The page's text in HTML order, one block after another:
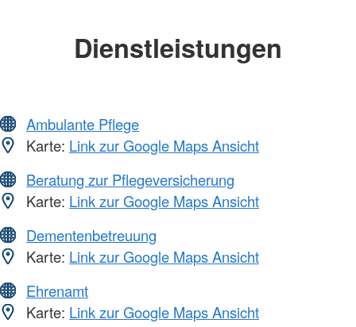
Dienstleistungen
Ambulante Pflege
Karte: Link zur Google Maps Ansicht
Beratung zur Pflegeversicherung
Karte: Link zur Google Maps Ansicht
Dementenbetreuung
Karte: Link zur Google Maps Ansicht
Ehrenamt
Karte: Link zur Google Maps Ansicht